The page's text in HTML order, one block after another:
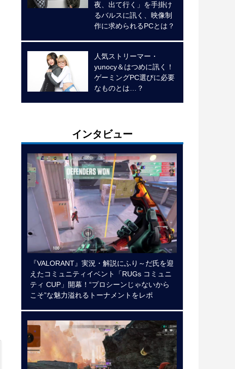
夜、出て行く」を手掛け
るバルスに訊く、映像制
作に求められるPCとは？
人気ストリーマー・
yunocy＆はつめに訊く！
ゲーミングPC選びに必要
なものとは…？
インタビュー
『VALORANT』実況・解説にふり～だ氏を迎
えたコミュニティイベント「RUGs コミュニ
ティ CUP」開幕！“プロシーンじゃないから
こそ”な魅力溢れるトーナメントをレポ